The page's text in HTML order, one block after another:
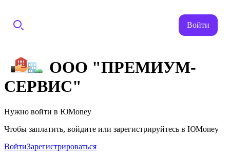
Войти
ООО "ПРЕМИУМ-
СЕРВИС"
Нужно войти в ЮMoney
Чтобы заплатить, войдите или зарегистрируйтесь в ЮMoney
ВойтиЗарегистрироваться